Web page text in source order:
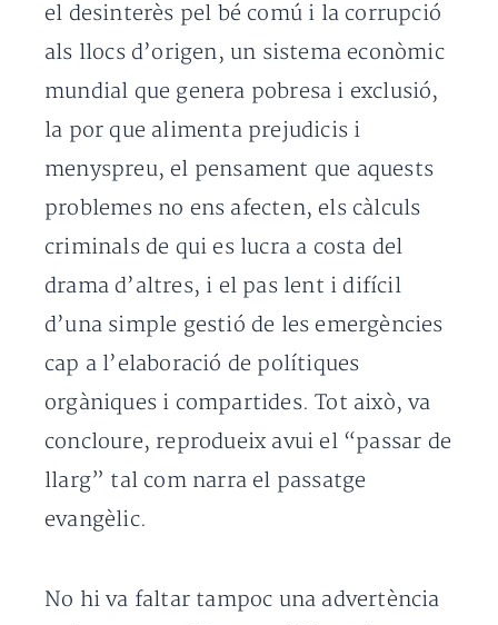
el desinterès pel bé comú i la corrupció
als llocs d’origen, un sistema econòmic
mundial que genera pobresa i exclusió,
la por que alimenta prejudicis i
menyspreu, el pensament que aquests
problemes no ens afecten, els càlculs
criminals de qui es lucra a costa del
drama d’altres, i el pas lent i difícil
d’una simple gestió de les emergències
cap a l’elaboració de polítiques
orgàniques i compartides. Tot això, va
concloure, reprodueix avui el “passar de
llarg” tal com narra el passatge
evangèlic.
No hi va faltar tampoc una advertència